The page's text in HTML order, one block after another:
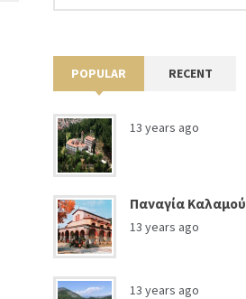
POPULAR RECENT
13 years ago
Παναγία Καλαμού
13 years ago
13 years ago